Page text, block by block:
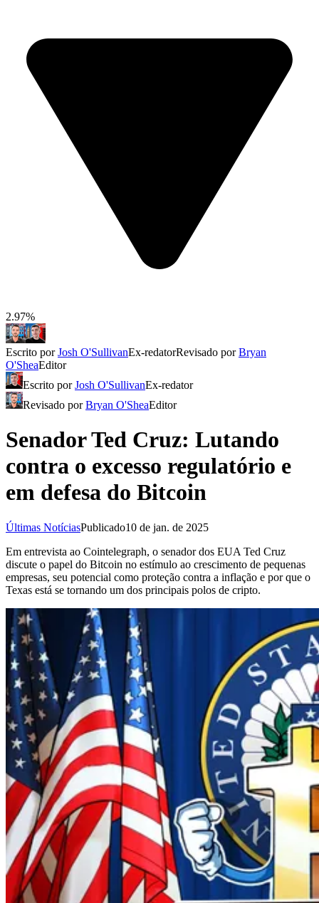
2.97%
Escrito porJosh O'SullivanEx-redatorRevisado porBryan
O'SheaEditor
Escrito porJosh O'SullivanEx-redator
Revisado porBryan O'SheaEditor
Senador Ted Cruz: Lutando
contra o excesso regulatório e
em defesa do Bitcoin
Últimas NotíciasPublicado10 de jan. de 2025
Em entrevista ao Cointelegraph, o senador dos EUA Ted Cruz
discute o papel do Bitcoin no estímulo ao crescimento de pequenas
empresas, seu potencial como proteção contra a inflação e por que o
Texas está se tornando um dos principais polos de cripto.